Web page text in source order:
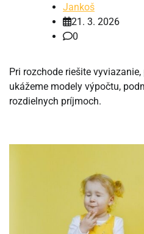
Jankoš
21. 3. 2026
0
Pri rozchode riešite
ukážeme modely výpočtu,
rozdielnych príjmoch.